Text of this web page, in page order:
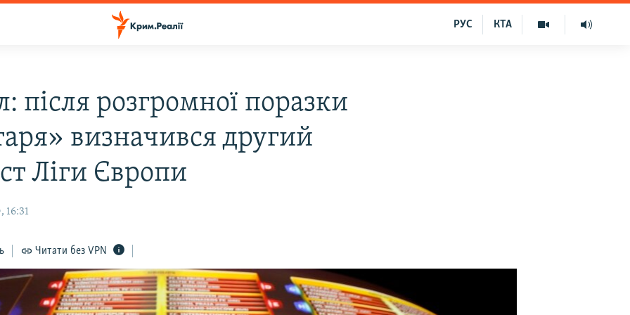
КТА
РУС
після розгромної поразки
визначився другий
Ліги Європи
16:31
Читати без VPN